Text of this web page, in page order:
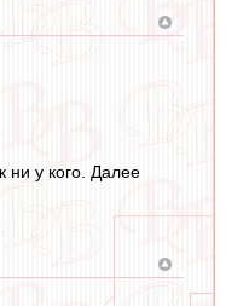
ни у кого. Далее